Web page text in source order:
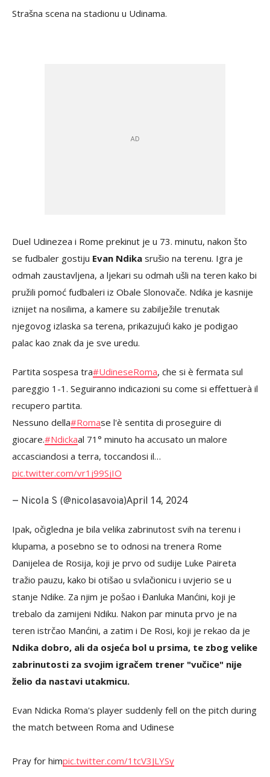
Strašna scena na stadionu u Udinama.
Duel Udinezea i Rome prekinut je u 73. minutu, nakon što
se fudbaler gostiju Evan Ndika srušio na terenu. Igra je
odmah zaustavljena, a ljekari su odmah ušli na teren kako bi
pružili pomoć fudbaleri iz Obale Slonovače. Ndika je kasnije
iznijet na nosilima, a kamere su zabilježile trenutak
njegovog izlaska sa terena, prikazujući kako je podigao
palac kao znak da je sve uredu.
Partita sospesa tra#UdineseRoma, che si è fermata sul
pareggio 1-1. Seguiranno indicazioni su come si effettuerà il
recupero partita.
Nessuno della#Romase l'è sentita di proseguire di
giocare.#Ndickaal 71° minuto ha accusato un malore
accasciandosi a terra, toccandosi il…
pic.twitter.com/vr1j99SjIO
— Nicola S (@nicolasavoia)April 14, 2024
Ipak, očigledna je bila velika zabrinutost svih na terenu i
klupama, a posebno se to odnosi na trenera Rome
Danijelea de Rosija, koji je prvo od sudije Luke Paireta
tražio pauzu, kako bi otišao u svlačionicu i uvjerio se u
stanje Ndike. Za njim je pošao i Đanluka Manćini, koji je
trebalo da zamijeni Ndiku. Nakon par minuta prvo je na
teren istrčao Manćini, a zatim i De Rosi, koji je rekao da je
Ndika dobro, ali da osjeća bol u prsima, te zbog velike
zabrinutosti za svojim igračem trener "vučice" nije
želio da nastavi utakmicu.
Evan Ndicka Roma's player suddenly fell on the pitch during
the match between Roma and Udinese
Pray for himpic.twitter.com/1tcV3JLYSy